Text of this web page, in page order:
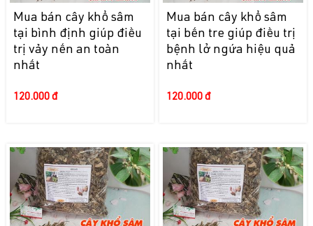
Mua bán cây khổ sâm
tại bình định giúp điều
trị vảy nến an toàn
nhất
120.000 đ
Mua bán cây khổ sâm
tại bến tre giúp điều trị
bệnh lở ngứa hiệu quả
nhất
120.000 đ